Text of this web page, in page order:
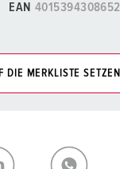
EAN 4015394308652
DIE MERKLISTE SETZEN